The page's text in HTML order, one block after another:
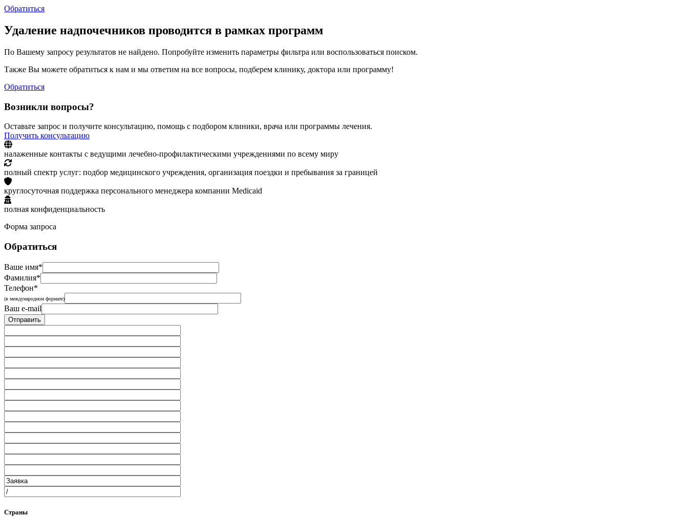
Обратиться
Удаление надпочечников проводится в рамках программ
По Вашему запросу результатов не найдено. Попробуйте изменить параметры фильтра или воспользоваться поиском.
Также Вы можете обратиться к нам и мы ответим на все вопросы, подберем клинику, доктора или программу!
Обратиться
Возникли вопросы?
Оставьте запрос и получите консультацию, помощь с подбором клиники, врача или программы лечения.
Получить консультацию
налаженные контакты с ведущими лечебно-профилактическими учреждениями по всему миру
полный спектр услуг: подбор медицинского учреждения, организация поездки и пребывания за границей
круглосуточная поддержка персонального менеджера компании Medicaid
полная конфиденциальность
Форма запроса
Обратиться
Ваше имя*
Фамилия*
Телефон*
(в международном формате)
Ваш e-mail
Страны